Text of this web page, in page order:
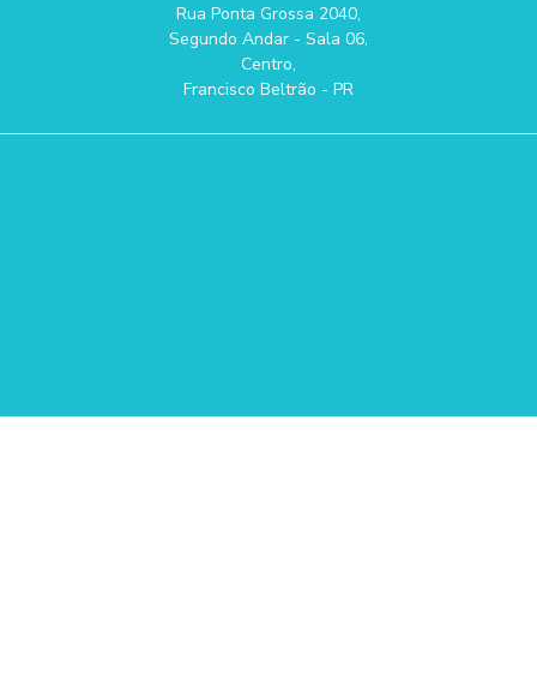
Rua Ponta Grossa 2040,
Segundo Andar - Sala 06,
Centro,
Francisco Beltrão - PR